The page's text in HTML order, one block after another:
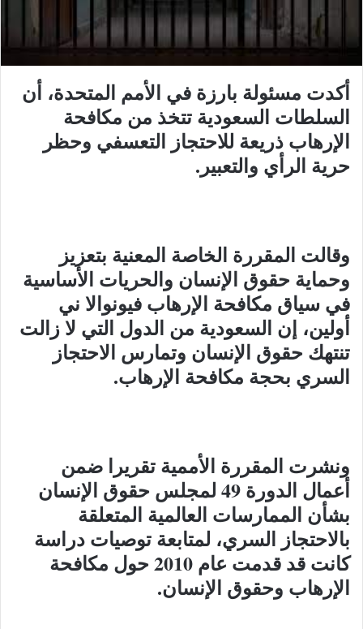
أكدت مسئولة بارزة في الأمم المتحدة، أن
السلطات السعودية تتخذ من مكافحة
الإرهاب ذريعة للاحتجاز التعسفي وحظر
حرية الرأي والتعبير .
وقالت المقررة الخاصة المعنية بتعزيز
وحماية حقوق الإنسان والحريات الأساسية
في سياق مكافحة الإرهاب فيونوالا ني
أولين، إن السعودية من الدول التي لا زالت
تنتهك حقوق الإنسان وتمارس الاحتجاز
السري بحجة مكافحة الإرهاب.
ونشرت المقررة الأممية تقريرا ضمن
أعمال الدورة 49 لمجلس حقوق الإنسان
بشأن الممارسات العالمية المتعلقة
بالاحتجاز السري، لمتابعة توصيات دراسة
كانت قد قدمت عام 2010 حول مكافحة
الإرهاب وحقوق الإنسان.